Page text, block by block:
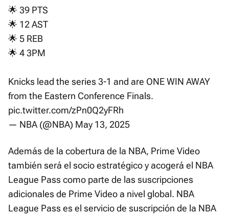
🌟 39 PTS
🌟 12 AST
🌟 5 REB
🌟 4 3PM
Knicks lead the series 3-1 and are ONE WIN AWAY
from the Eastern Conference Finals.
pic.twitter.com/zPn0Q2yFRh
— NBA (@NBA) May 13, 2025
Además de la cobertura de la NBA, Prime Video
también será el socio estratégico y acogerá el NBA
League Pass como parte de las suscripciones
adicionales de Prime Video a nivel global. NBA
League Pass es el servicio de suscripción de la NBA